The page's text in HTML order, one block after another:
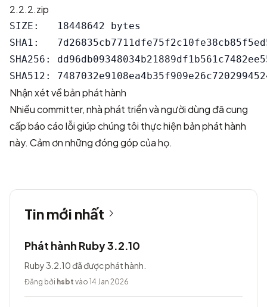
2.2.2.zip
SIZE:   18448642 bytes
SHA1:
SHA256:
Nhận xét về bản phát hành
Nhiều committer, nhà phát triển và người dùng đã cung
cấp báo cáo lỗi giúp chúng tôi thực hiện bản phát hành
này. Cảm ơn những đóng góp của họ.
Tin mới nhất
Phát hành Ruby 3.2.10
Ruby 3.2.10 đã được phát hành.
Đăng bởi hsbt vào 14 Jan 2026